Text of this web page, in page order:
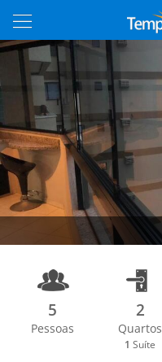
5
Pessoas
2
Quartos
1 Suíte